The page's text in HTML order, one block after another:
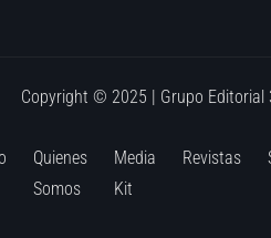
Copyright © 2025 | Grupo Editorial
Quienes
Somos
Media
Kit
Revistas